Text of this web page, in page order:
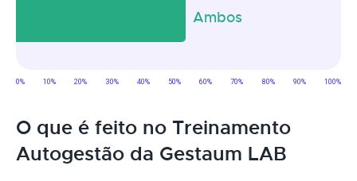
O que é feito no Treinamento
Autogestão da Gestaum LAB